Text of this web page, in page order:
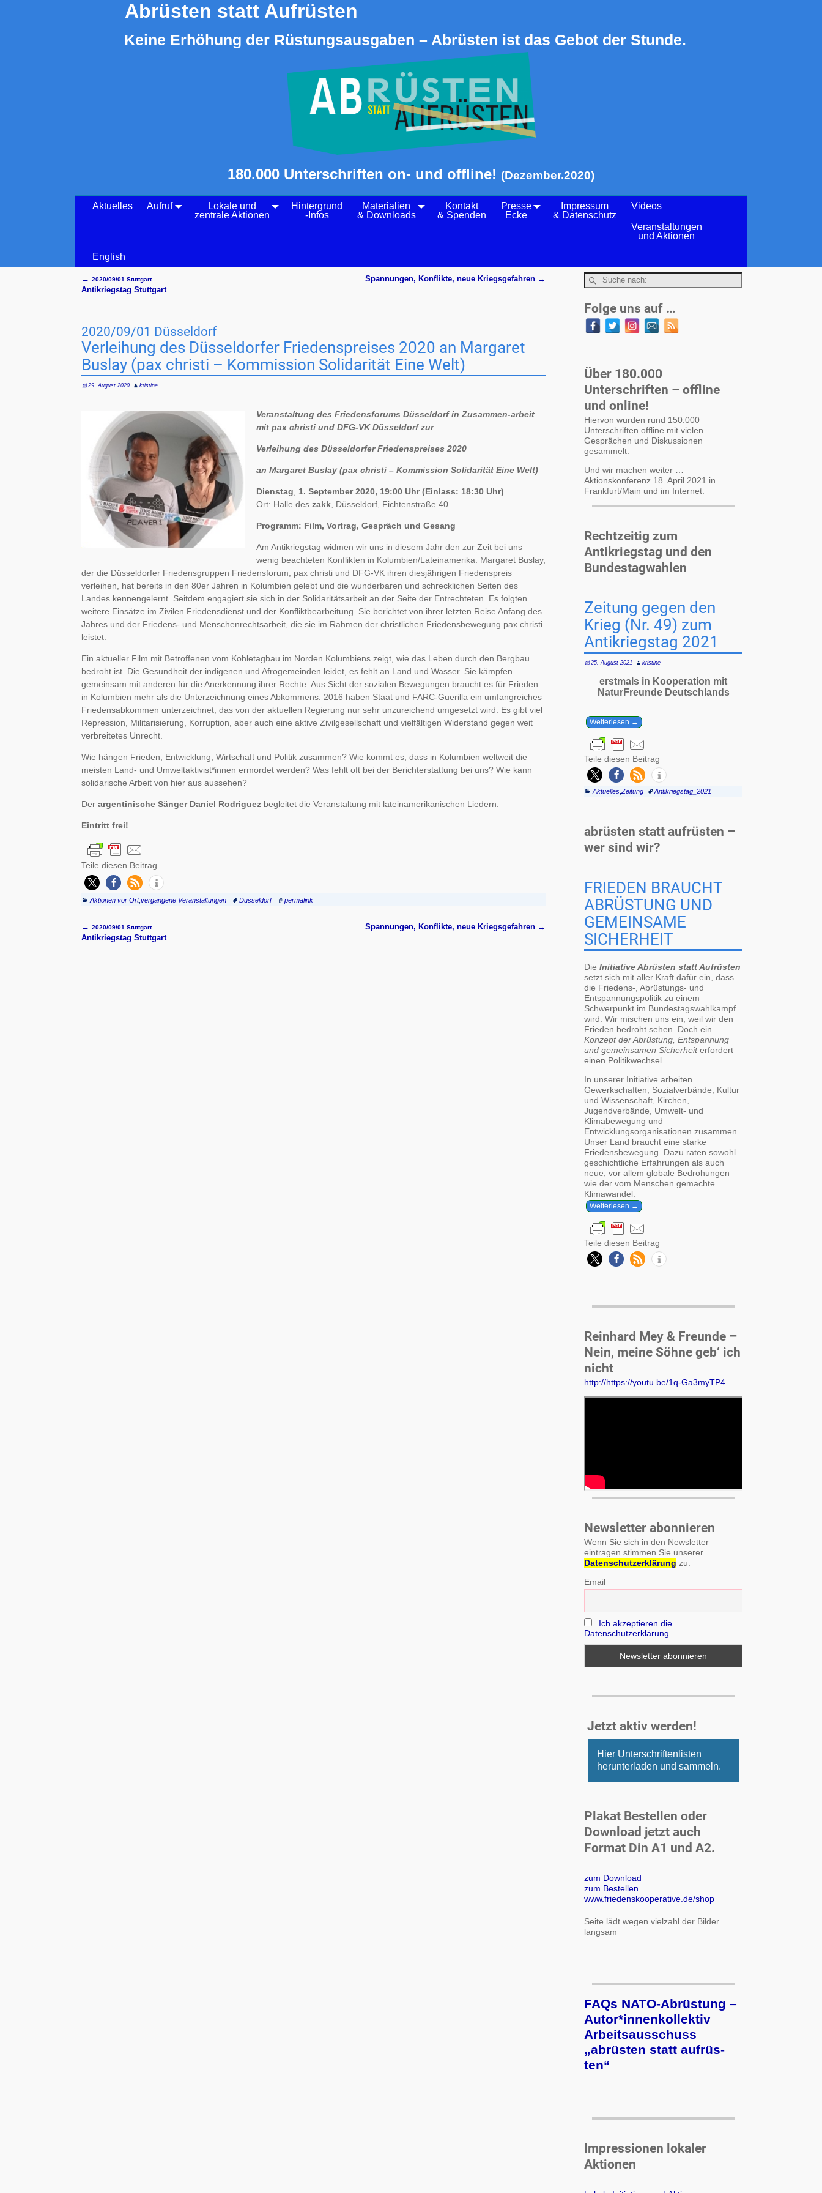
Abrüsten statt Aufrüsten
Keine Erhöhung der Rüstungsausgaben – Abrüsten ist das Gebot der Stunde.
180.000 Unterschriften on- und offline! (Dezember.2020)
Aktuelles Aufruf
Lokale und
zentrale Aktionen
Hintergrund
-Infos
Materialien
& Downloads
Kontakt
& Spenden
Presse
Ecke
Impressum
& Datenschutz
Videos
Veranstaltungen
und Aktionen
English
Artikelnavigation
← 2020/09/01 Stuttgart
Antikriegstag Stuttgart
Spannungen, Konflikte, neue Kriegsgefahren →
2020/09/01 Düsseldorf
Verleihung des Düsseldorfer Friedenspreises 2020 an Margaret
Buslay (pax christi – Kommission Solidarität Eine Welt)
29. August 2020 kristine
Veranstaltung des Friedensforums Düsseldorf in Zusammen-arbeit
mit pax christi und DFG-VK Düsseldorf zur
Verleihung des Düsseldorfer Friedenspreises 2020
an Margaret Buslay (pax christi – Kommission Solidarität Eine Welt)
Dienstag
1. September 2020, 19:00 Uhr (Einlass: 18:30 Uhr)
Ort: Halle des zakk, Düsseldorf, Fichtenstraße 40.
Programm: Film, Vortrag, Gespräch und Gesang
Am Antikriegstag widmen wir uns in diesem Jahr den zur Zeit bei uns
wenig beachteten Konflikten in Kolumbien/Lateinamerika. Margaret Buslay,
der die Düsseldorfer Friedensgruppen Friedensforum, pax christi und DFG-VK ihren diesjährigen Friedenspreis
verleihen, hat bereits in den 80er Jahren in Kolumbien gelebt und die wunderbaren und schrecklichen Seiten des
Landes kennengelernt. Seitdem engagiert sie sich in der Solidaritätsarbeit an der Seite der Entrechteten. Es folgten
weitere Einsätze im Zivilen Friedensdienst und der Konfliktbearbeitung. Sie berichtet von ihrer letzten Reise Anfang des
Jahres und der Friedens- und Menschenrechtsarbeit, die sie im Rahmen der christlichen Friedensbewegung pax christi
leistet.
Ein aktueller Film mit Betroffenen vom Kohletagbau im Norden Kolumbiens zeigt, wie das Leben durch den Bergbau
bedroht ist. Die Gesundheit der indigenen und Afrogemeinden leidet, es fehlt an Land und Wasser. Sie kämpfen
gemeinsam mit anderen für die Anerkennung ihrer Rechte. Aus Sicht der sozialen Bewegungen braucht es für Frieden
in Kolumbien mehr als die Unterzeichnung eines Abkommens. 2016 haben Staat und FARC-Guerilla ein umfangreiches
Friedensabkommen unterzeichnet, das von der aktuellen Regierung nur sehr unzureichend umgesetzt wird. Es gibt viel
Repression, Militarisierung, Korruption, aber auch eine aktive Zivilgesellschaft und vielfältigen Widerstand gegen weit
verbreitetes Unrecht.
Wie hängen Frieden, Entwicklung, Wirtschaft und Politik zusammen? Wie kommt es, dass in Kolumbien weltweit die
meisten Land- und Umweltaktivist*innen ermordet werden? Was fehlt oft bei der Berichterstattung bei uns? Wie kann
solidarische Arbeit von hier aus aussehen?
Der argentinische Sänger Daniel Rodriguez begleitet die Veranstaltung mit lateinamerikanischen Liedern.
Eintritt frei!
Teile diesen Beitrag
Aktionen vor Ort,vergangene Veranstaltungen Düsseldorf permalink
Artikelnavigation
← 2020/09/01 Stuttgart
Antikriegstag Stuttgart
Spannungen, Konflikte, neue Kriegsgefahren →
Folge uns auf …
Über 180.000
Unterschriften – offline
und online!
Hiervon wurden rund 150.000
Unterschriften offline mit vielen
Gesprächen und Diskussionen
gesammelt.
Und wir machen weiter …
Aktionskonferenz 18. April 2021 in
Frankfurt/Main und im Internet.
Rechtzeitig zum
Antikriegstag und den
Bundestagwahlen
Zeitung gegen den
Krieg (Nr. 49) zum
Antikriegstag 2021
25. August 2021 kristine
erstmals in Kooperation mit
NaturFreunde Deutschlands
Weiterlesen →
Teile diesen Beitrag
Aktuelles, Zeitung Antikriegstag_2021
abrüsten statt aufrüsten –
wer sind wir?
FRIEDEN BRAUCHT
ABRÜSTUNG UND
GEMEINSAME
SICHERHEIT
Die Initiative Abrüsten statt Aufrüsten
setzt sich mit aller Kraft dafür ein, dass
die Friedens-, Abrüstungs- und
Entspannungspolitik zu einem
Schwerpunkt im Bundestagswahlkampf
wird. Wir mischen uns ein, weil wir den
Frieden bedroht sehen. Doch ein
Konzept der Abrüstung, Entspannung
und gemeinsamen Sicherheiterfordert
einen Politikwechsel.
In unserer Initiative arbeiten
Gewerkschaften, Sozialverbände, Kultur
und Wissenschaft, Kirchen,
Jugendverbände, Umwelt- und
Klimabewegung und
Entwicklungsorganisationen zusammen.
Unser Land braucht eine starke
Friedensbewegung. Dazu raten sowohl
geschichtliche Erfahrungen als auch
neue, vor allem globale Bedrohungen
wie der vom Menschen gemachte
Klimawandel.
Weiterlesen →
Teile diesen Beitrag
Reinhard Mey & Freunde –
Nein, meine Söhne geb‘ ich
nicht
http://https://youtu.be/1q-Ga3myTP4
Newsletter abonnieren
Wenn Sie sich in den Newsletter
eintragen stimmen Sie unserer
Datenschutzerklärung zu.
Email
Ich akzeptieren die
Datenschutzerklärung.
Jetzt aktiv werden!
Hier Unterschriftenlisten
herunterladen und sammeln.
Plakat Bestellen oder
Download jetzt auch
Format Din A1 und A2.
zum Download
zum Bestellen
www.friedenskooperative.de/shop
Seite lädt wegen vielzahl der Bilder
langsam
FAQs NATO-Abrüstung –
Autor*innenkollektiv
Arbeits­aus­schuss
„ab­rüs­ten statt auf­rüs­
ten“
Impressionen lokaler
Aktionen